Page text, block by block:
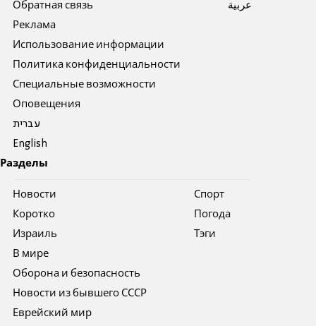
Обратная связь
Реклама
Использование информации
Политика конфиденциальности
Специальные возможности
Оповещения
עברית
English
عربية
Разделы
Новости
Коротко
Израиль
В мире
Оборона и безопасность
Новости из бывшего СССР
Еврейский мир
Спорт
Погода
Тэги